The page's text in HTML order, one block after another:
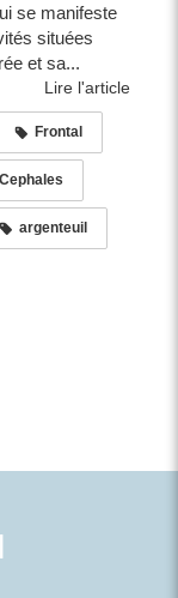
se manifeste
situées
et sa...
Lire l'article
Frontal
Cephales
argenteuil